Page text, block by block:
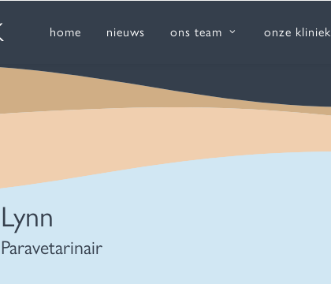
home nieuws ons team onze kliniek
Lynn
Paravetarinair